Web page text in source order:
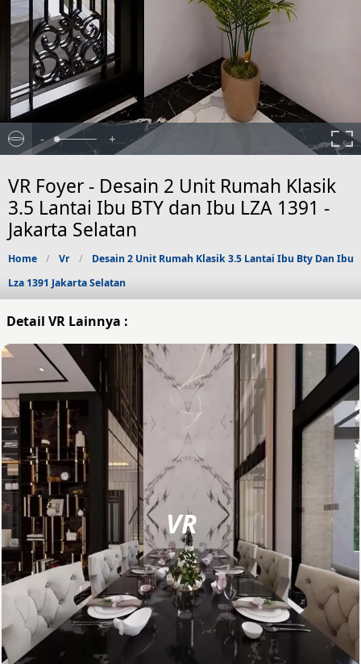
- +
VR Foyer - Desain 2 Unit Rumah Klasik
3.5 Lantai Ibu BTY dan Ibu LZA 1391 -
Jakarta Selatan
Home Vr
Desain 2 Unit Rumah Klasik 3.5 Lantai Ibu Bty Dan Ibu
Lza 1391 Jakarta Selatan
Detail VR Lainnya :
VR